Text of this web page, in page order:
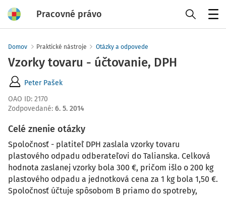
Pracovné právo
Domov Praktické nástroje Otázky a odpovede
Vzorky tovaru - účtovanie, DPH
Peter Pašek
OAO ID: 2170
Zodpovedané: 6. 5. 2014
Celé znenie otázky
Spoločnosť - platiteľ DPH zaslala vzorky tovaru
plastového odpadu odberateľovi do Talianska. Celková
hodnota zaslanej vzorky bola 300 €, pričom išlo o 200 kg
plastového odpadu a jednotková cena za 1 kg bola 1,50 €.
Spoločnosť účtuje spôsobom B priamo do spotreby,